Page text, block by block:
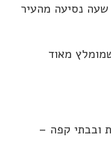
שעה נסיעה מהעיר
מאוד
ובבתי קפה –